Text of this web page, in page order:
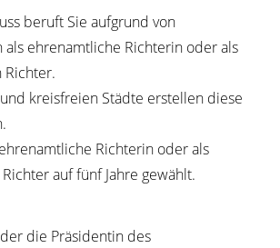
beruft Sie aufgrund von
als ehrenamtliche Richterin oder als
Richter.
kreisfreien Städte erstellen diese
Richterin oder als
auf fünf Jahre gewählt.
die Präsidentin des